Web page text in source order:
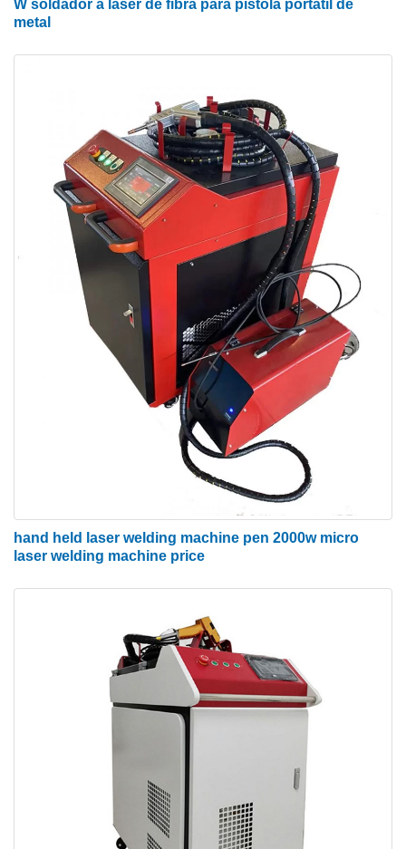
W soldador a laser de fibra para pistola portátil de
metal
hand held laser welding machine pen 2000w micro
laser welding machine price